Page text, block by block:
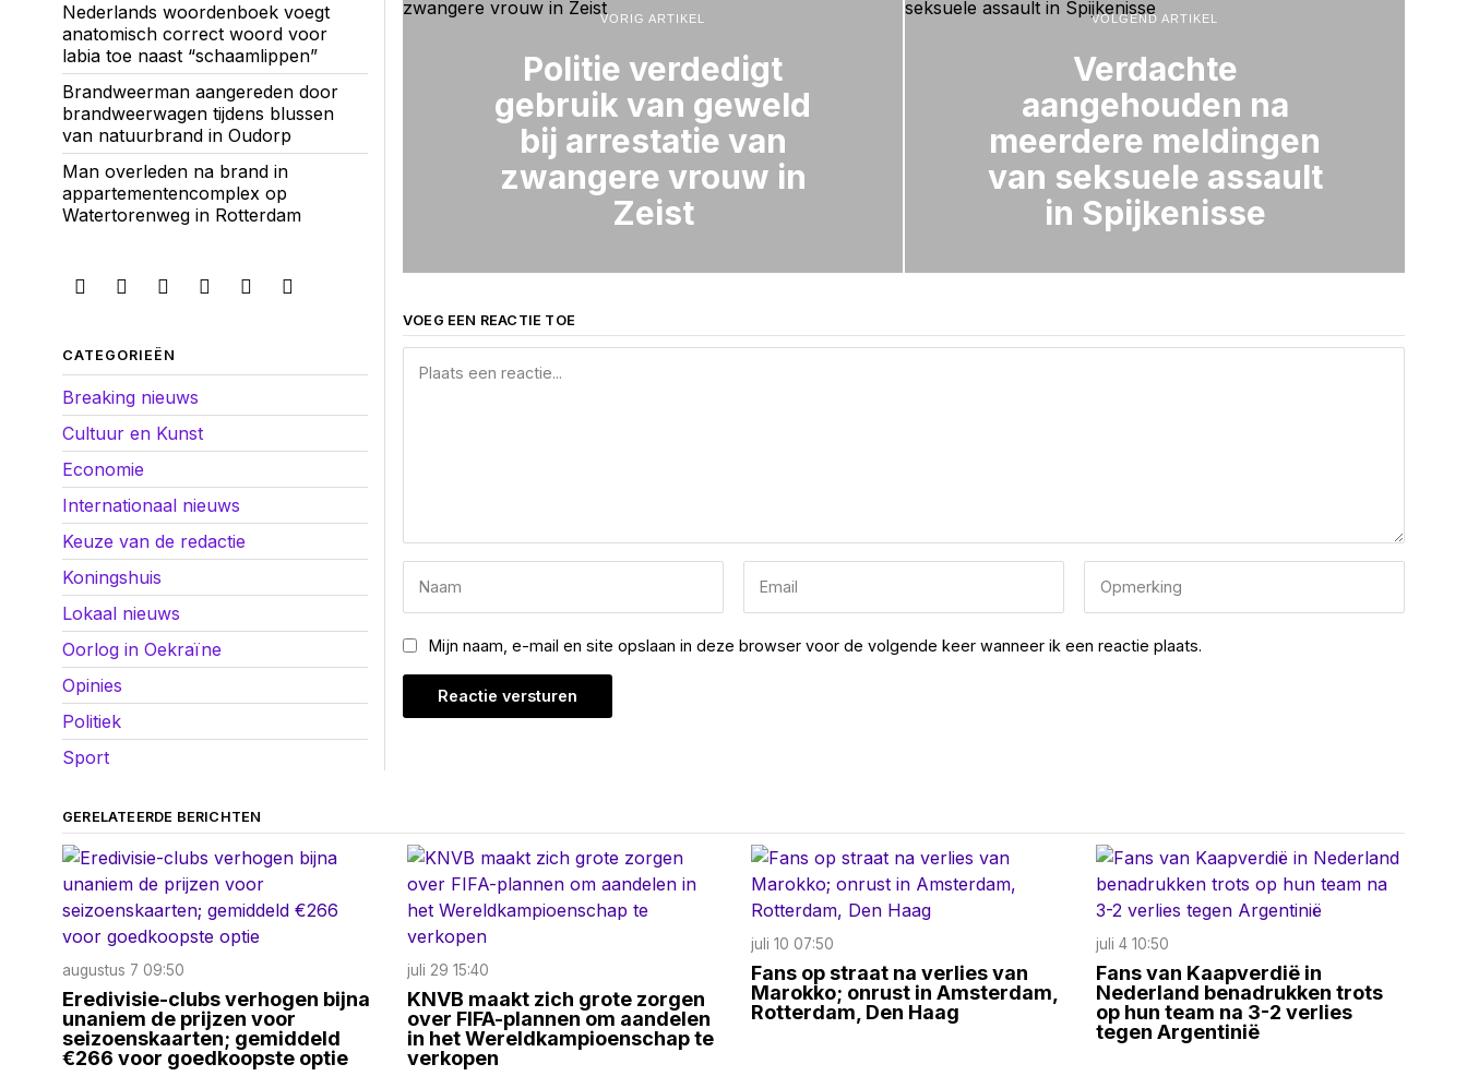
VORIG ARTIKEL
Politie verdedigt
gebruik van geweld
bij arrestatie van
zwangere vrouw in
Zeist
VOLGEND ARTIKEL
Verdachte
aangehouden na
meerdere meldingen
van seksuele assault
in Spijkenisse
VOEG EEN REACTIE TOE
Mijn naam, e-mail en site opslaan in deze browser voor de volgende keer wanneer ik een reactie plaats.
Nederlands woordenboek voegt
anatomisch correct woord voor
labia toe naast “schaamlippen”
Brandweerman aangereden door
brandweerwagen tijdens blussen
van natuurbrand in Oudorp
Man overleden na brand in
appartementencomplex op
Watertorenweg in Rotterdam
CATEGORIEËN
Breaking nieuws
Cultuur en Kunst
Economie
Internationaal nieuws
Keuze van de redactie
Koningshuis
Lokaal nieuws
Oorlog in Oekraïne
Opinies
Politiek
Sport
GERELATEERDE BERICHTEN
augustus 7 09:50
Eredivisie-clubs verhogen bijna
unaniem de prijzen voor
seizoenskaarten; gemiddeld
€266 voor goedkoopste optie
juli 29 15:40
KNVB maakt zich grote zorgen
over FIFA-plannen om aandelen
in het Wereldkampioenschap te
verkopen
juli 10 07:50
Fans op straat na verlies van
Marokko; onrust in Amsterdam,
Rotterdam, Den Haag
juli 4 10:50
Fans van Kaapverdië in
Nederland benadrukken trots
op hun team na 3-2 verlies
tegen Argentinië